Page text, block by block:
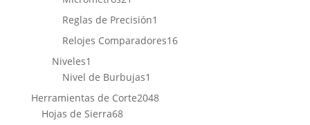
productos
Reglas de Precisión1
producto
Relojes Comparadores1616
Niveles1
producto
Nivel de Burbujas1
producto
Herramientas de Corte20482048
Hojas de Sierra6868